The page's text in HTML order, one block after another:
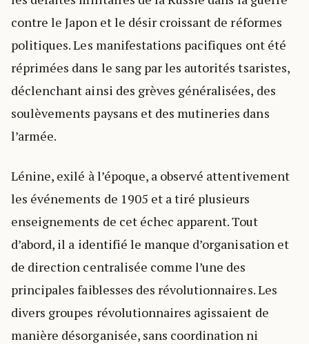
contre le Japon et le désir croissant de réformes
politiques. Les manifestations pacifiques ont été
réprimées dans le sang par les autorités tsaristes,
déclenchant ainsi des grèves généralisées, des
soulèvements paysans et des mutineries dans
l’armée.
Lénine, exilé à l’époque, a observé attentivement
les événements de 1905 et a tiré plusieurs
enseignements de cet échec apparent. Tout
d’abord, il a identifié le manque d’organisation et
de direction centralisée comme l’une des
principales faiblesses des révolutionnaires. Les
divers groupes révolutionnaires agissaient de
manière désorganisée, sans coordination ni